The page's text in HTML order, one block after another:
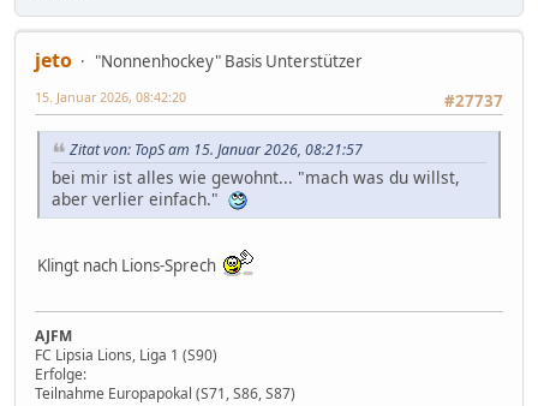
jeto
"Nonnenhockey" Basis Unterstützer
#27737
15. Januar 2026, 08:42:20
Zitat von: TopS am 15. Januar 2026, 08:21:57
bei mir ist alles wie gewohnt... "mach was du willst,
aber verlier einfach."
Klingt nach Lions-Sprech
AJFM
FC Lipsia Lions, Liga 1 (S90)
Erfolge:
Teilnahme Europapokal (S71, S86, S87)